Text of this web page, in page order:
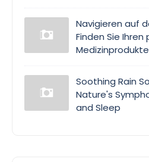
Navigieren auf
Finden Sie
Soothing Rain
Nature's
and Sleep